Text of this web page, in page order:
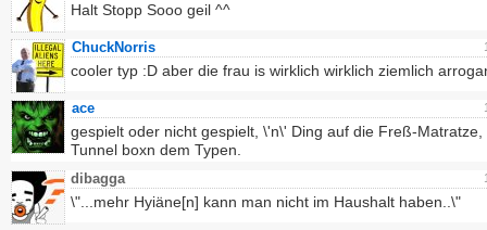
Halt Stopp Sooo geil ^^
ChuckNorris
cooler typ :D aber die frau is wirklich wirklich ziemlich
ace
gespielt oder nicht gespielt, \'n\' Ding auf die Freß-Matratze,
Tunnel boxn dem Typen.
dibagga
\"...mehr Hyiäne[n] kann man nicht im Haushalt haben..\"